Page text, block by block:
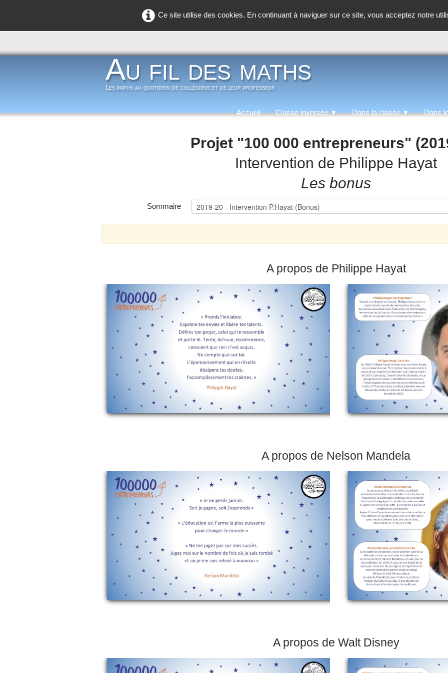
Ce site utilise des cookies. En continuant à naviguer sur ce site, vous acceptez notre
Au fil des maths
Les maths au quotidien de collègiens et de leur professeur
Accueil Classe inversée▼ Dans la classe▼ Dans
Projet "100 000 entrepreneurs"
Intervention de Philippe Hayat
Les bonus
Sommaire
A propos de Philippe Hayat
A propos de Nelson Mandela
A propos de Walt Disney